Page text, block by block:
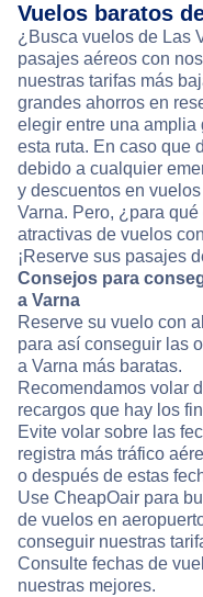
Vuelos baratos
¿Busca vuelos de Las
pasajes aéreos con
nuestras tarifas más
grandes ahorros en
elegir entre una
esta ruta. En caso que
debido a cualquier
y descuentos en
Varna. Pero, ¿para
atractivas de vuelos
¡Reserve sus pasajes
Consejos para
a Varna
Reserve su vuelo con
para así conseguir las
a Varna más baratas.
Recomendamos volar
recargos que hay los
Evite volar sobre las
registra más tráfico
o después de estas
Use CheapOair para
de vuelos en
conseguir nuestras
Consulte fechas de
nuestras mejores.